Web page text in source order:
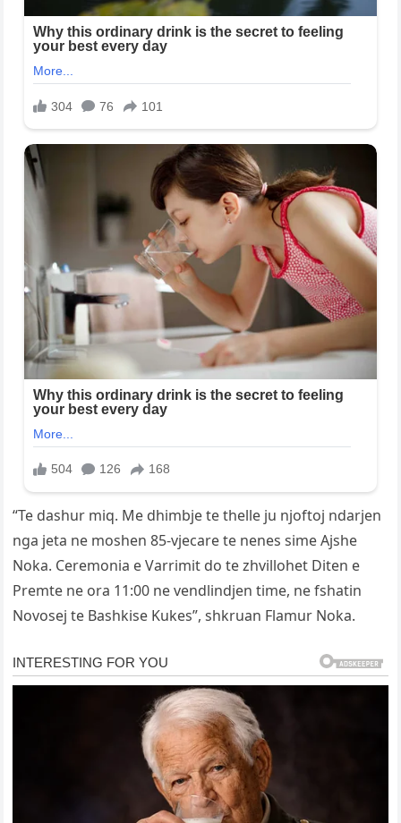
“Te dashur miq. Me dhimbje te thelle ju njoftoj ndarjen
nga jeta ne moshen 85-vjecare te nenes sime Ajshe
Noka. Ceremonia e Varrimit do te zhvillohet Diten e
Premte ne ora 11:00 ne vendlindjen time, ne fshatin
Novosej te Bashkise Kukes”, shkruan Flamur Noka.